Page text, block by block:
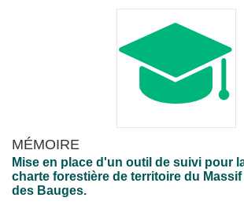
MÉMOIRE
Mise en place d'un outil de suivi pour
charte forestière de territoire du Massif
des Bauges.